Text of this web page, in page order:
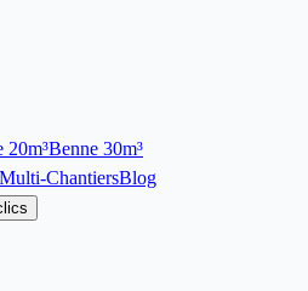
20m³Benne 30m³
ChantiersBlog